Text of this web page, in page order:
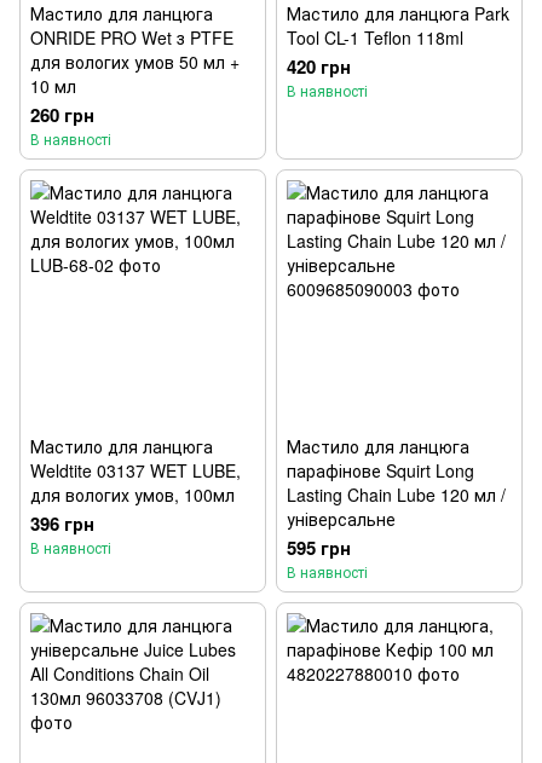
Мастило для ланцюга
ONRIDE PRO Wet з PTFE
для вологих умов 50 мл +
10 мл
260 грн
В наявності
Мастило для ланцюга Park
Tool CL-1 Teflon 118ml
420 грн
В наявності
Мастило для ланцюга
Weldtite 03137 WET LUBE,
для вологих умов, 100мл
396 грн
В наявності
Мастило для ланцюга
парафінове Squirt Long
Lasting Chain Lube 120 мл /
універсальне
595 грн
В наявності